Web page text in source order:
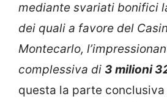
mediante svariati bonifici
dei quali a favore del
Montecarlo,
complessiva di 3 milioni
questa la parte